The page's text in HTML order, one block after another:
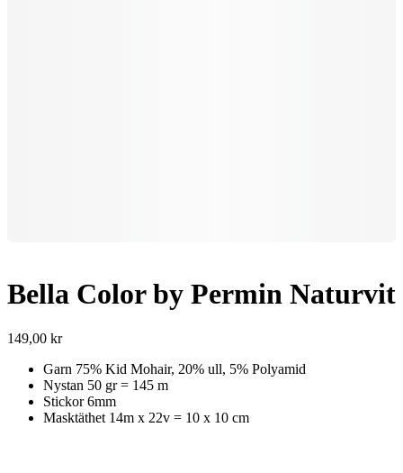
Bella Color by Permin Naturvit
149,00 kr
Garn 75% Kid Mohair, 20% ull, 5% Polyamid
Nystan 50 gr = 145 m
Stickor 6mm
Masktäthet 14m x 22v = 10 x 10 cm